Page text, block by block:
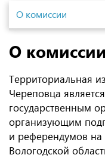
О комиссии
О комиссии
Территориальная
Череповца
государственным
организующим
и референдумов на
Вологодской